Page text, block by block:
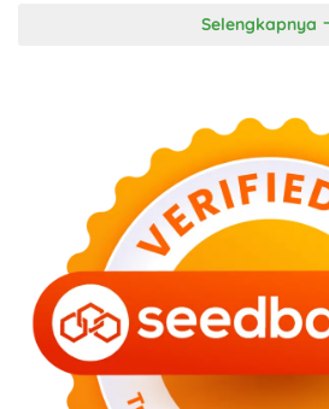
Selengkapnya